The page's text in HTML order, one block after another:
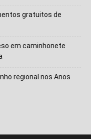
gratuitos de
em caminhonete
regional nos Anos